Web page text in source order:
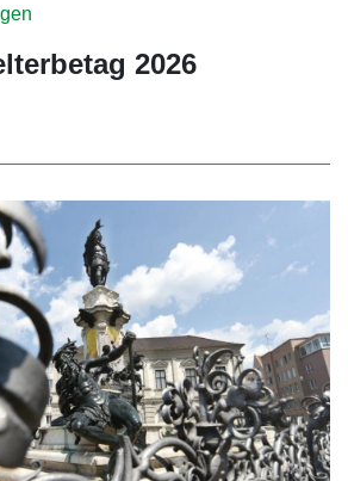
2026